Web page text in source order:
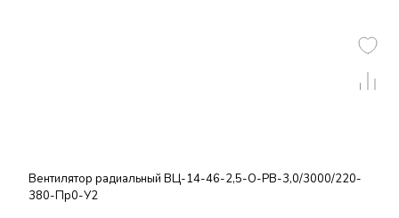
Вентилятор радиальный ВЦ-14-46-2,5-О-РВ-3,0/3000/220-
380-Пр0-У2